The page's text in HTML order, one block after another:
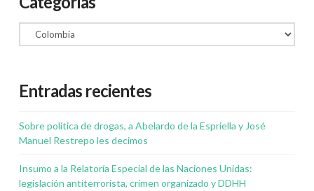
Categorías
Entradas recientes
Sobre política de drogas, a Abelardo de la Espriella y José
Manuel Restrepo les decimos
Insumo a la Relatoría Especial de las Naciones Unidas:
legislación antiterrorista, crimen organizado y DDHH